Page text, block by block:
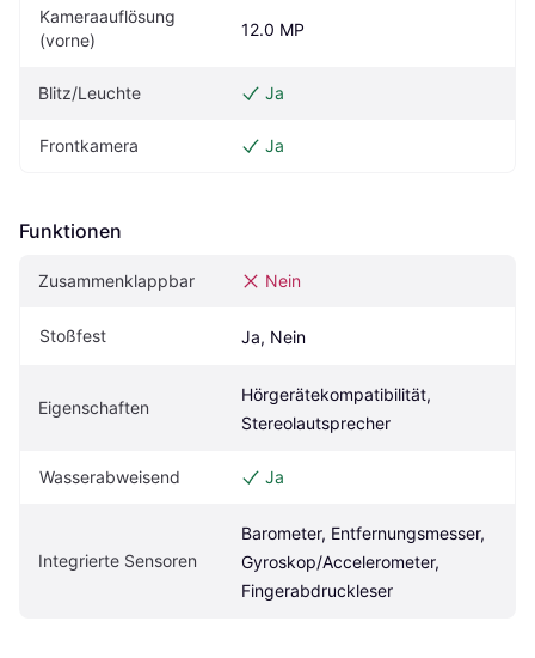
Kameraauflösung
(vorne)
12.0 MP
Blitz/Leuchte Ja
Frontkamera Ja
Funktionen
Zusammenklappbar Nein
Stoßfest Ja, Nein
Eigenschaften
Hörgerätekompatibilität,
Stereolautsprecher
Wasserabweisend Ja
Integrierte Sensoren
Barometer, Entfernungsmesser,
Gyroskop/Accelerometer,
Fingerabdruckleser